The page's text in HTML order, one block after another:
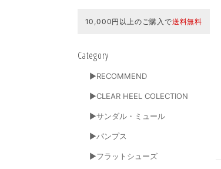
10,000円以上のご購入で送料無料
Category
▶RECOMMEND
▶CLEAR HEEL COLECTION
▶サンダル・ミュール
▶パンプス
▶フラットシューズ